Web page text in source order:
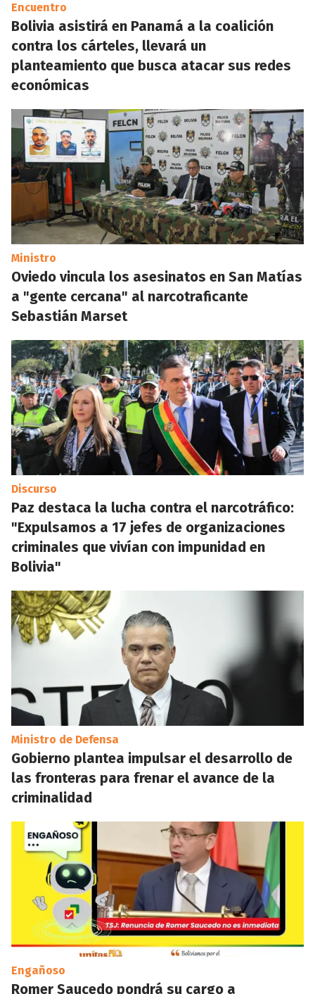
Encuentro
Bolivia asistirá en Panamá a la coalición
contra los cárteles, llevará un
planteamiento que busca atacar sus redes
económicas
Ministro
Oviedo vincula los asesinatos en San Matías
a "gente cercana" al narcotraficante
Sebastián Marset
Discurso
Paz destaca la lucha contra el narcotráfico:
"Expulsamos a 17 jefes de organizaciones
criminales que vivían con impunidad en
Bolivia"
Ministro de Defensa
Gobierno plantea impulsar el desarrollo de
las fronteras para frenar el avance de la
criminalidad
Engañoso
Romer Saucedo pondrá su cargo a